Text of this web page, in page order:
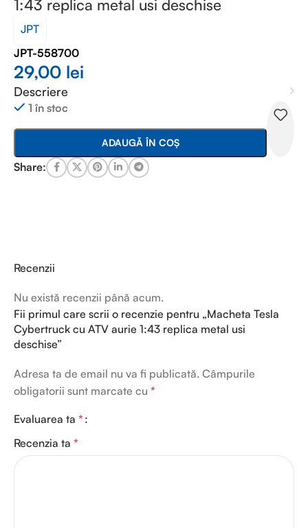
1:43 replica metal usi deschise
JPT
JPT-558700
29,00 lei
Descriere
1 în stoc
ADAUGĂ ÎN COȘ
Share:
Recenzii
Nu există recenzii până acum.
Fii primul care scrii o recenzie pentru „Macheta Tesla
Cybertruck cu ATV aurie 1:43 replica metal usi
deschise”
Adresa ta de email nu va fi publicată. Câmpurile
obligatorii sunt marcate cu *
Evaluarea ta *
Recenzia ta *